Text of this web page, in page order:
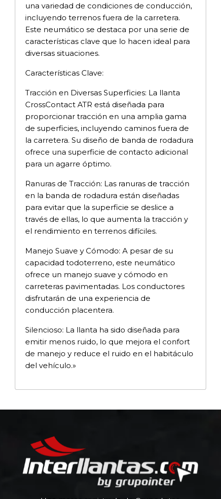
una variedad de condiciones de conducción,
incluyendo terrenos fuera de la carretera.
Este neumático se destaca por una serie de
características clave que lo hacen ideal para
diversas situaciones.
Características Clave:
Tracción en Diversas Superficies: La llanta
CrossContact ATR está diseñada para
proporcionar tracción en una amplia gama
de superficies, incluyendo caminos fuera de
la carretera. Su diseño de banda de rodadura
ofrece una superficie de contacto adicional
para un agarre óptimo.
Ranuras de Tracción: Las ranuras de tracción
en la banda de rodadura están diseñadas
para evitar que la superficie se deslice a
través de ellas, lo que aumenta la tracción y
el rendimiento en terrenos difíciles.
Manejo Suave y Cómodo: A pesar de su
capacidad todoterreno, este neumático
ofrece un manejo suave y cómodo en
carreteras pavimentadas. Los conductores
disfrutarán de una experiencia de
conducción placentera.
Silencioso: La llanta ha sido diseñada para
emitir menos ruido, lo que mejora el confort
de manejo y reduce el ruido en el habitáculo
del vehículo.»